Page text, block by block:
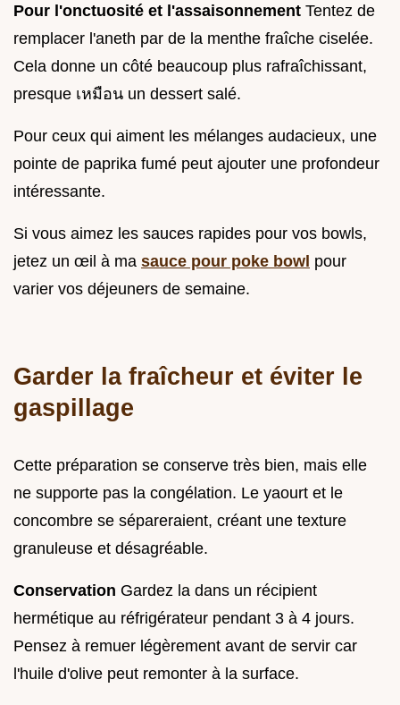
Pour l'onctuosité et l'assaisonnement Tentez de
remplacer l'aneth par de la menthe fraîche ciselée.
Cela donne un côté beaucoup plus rafraîchissant,
presque เหมือน un dessert salé.
Pour ceux qui aiment les mélanges audacieux, une
pointe de paprika fumé peut ajouter une profondeur
intéressante.
Si vous aimez les sauces rapides pour vos bowls,
jetez un œil à ma sauce pour poke bowl pour
varier vos déjeuners de semaine.
Garder la fraîcheur et éviter le
gaspillage
Cette préparation se conserve très bien, mais elle
ne supporte pas la congélation. Le yaourt et le
concombre se sépareraient, créant une texture
granuleuse et désagréable.
Conservation Gardez la dans un récipient
hermétique au réfrigérateur pendant 3 à 4 jours.
Pensez à remuer légèrement avant de servir car
l'huile d'olive peut remonter à la surface.